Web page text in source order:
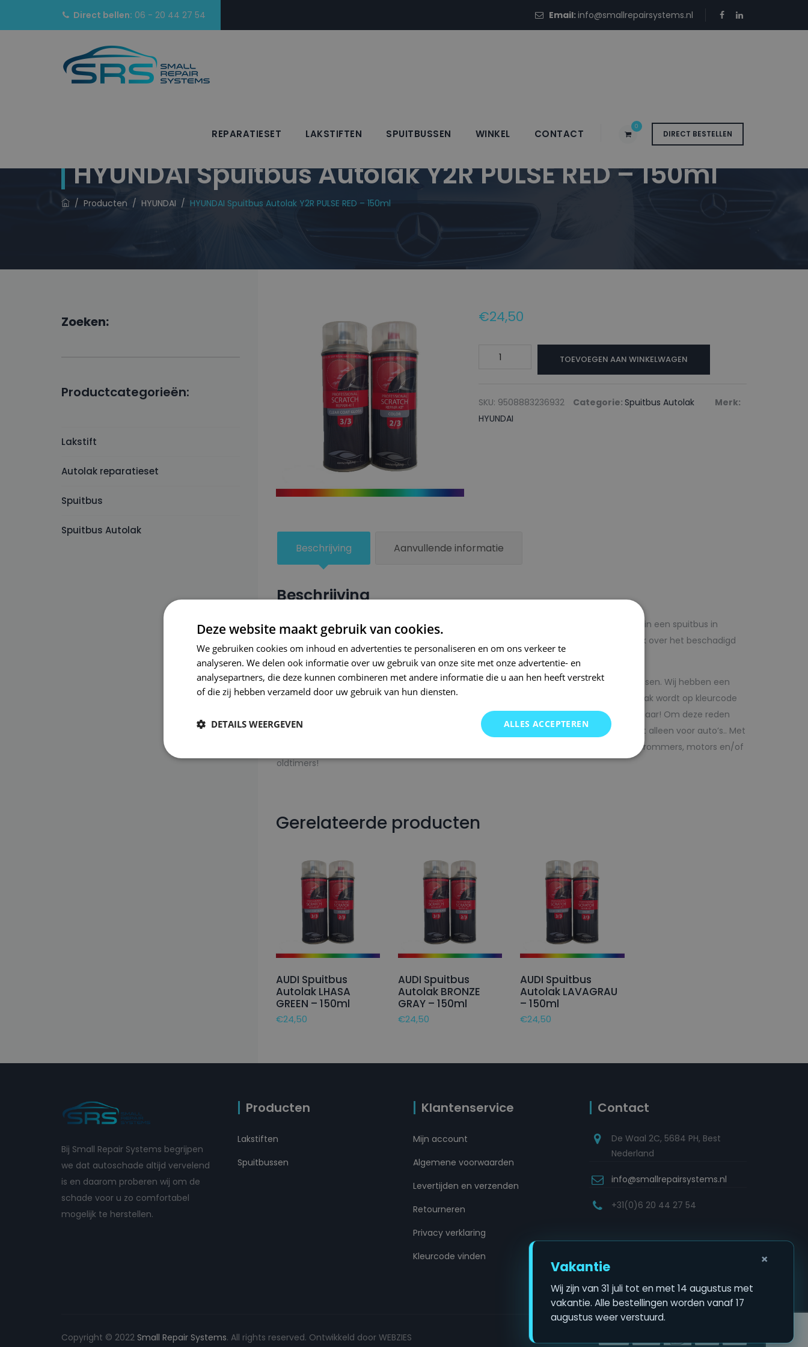
Direct bellen: 06 - 20 44 27 54 Email:info@smallrepairsystems.nl
DIRECT BESTELLEN
0
REPARATIESET LAKSTIFTEN SPUITBUSSEN WINKEL CONTACT
HYUNDAI Spuitbus Autolak Y2R PULSE RED – 150ml
/ Producten / HYUNDAI / HYUNDAI Spuitbus Autolak Y2R PULSE RED – 150ml
€24,50
HYUNDAI
Y2R
PULSE
TOEVOEGEN AAN WINKELWAGEN
SKU: 9508883236932 Categorie: Spuitbus Autolak
Merk:
HYUNDAI
Beschrijving Aanvullende informatie
Beschrijving
Een groter beschadigd oppervlak van je auto behandel je nu zelf voordelig met autolak in een spuitbus in
combinatie met blanke lak van Small Repair Systems. U dient op voorhand de blanke lak over het beschadigd
oppervlak te spuiten zodat de kleurlak beter hecht.
Bij SRS bent u aan het juiste adres wanneer het gaat om hoge kwaliteit autolak spuitbussen. Wij hebben een
gigantisch assortiment met oneindig veel kleurencombinaties in ons arsenaal. De autolak wordt op kleurcode
of kleurnaam gemaakt en is afgevuld met professionele verf. Direct uit voorraad leverbaar! Om deze reden
garanderen wij dat u altijd de gewenste kleur voor uw auto bij SRS kunt vinden. Maar niet alleen voor auto’s.. Met
onze A-kwaliteit spuitbussen kunt u bij ons ook terecht voor bedrijfswagens, scooters, brommers, motors en/of
oldtimers!
Gerelateerde producten
AUDI Spuitbus
Autolak LHASA
GREEN – 150ml
€24,50
AUDI Spuitbus
Autolak BRONZE
GRAY – 150ml
€24,50
AUDI Spuitbus
Autolak LAVAGRAU
– 150ml
€24,50
Zoeken:
Productcategorieën:
Lakstift
Autolak reparatieset
Spuitbus
Spuitbus Autolak
Bij Small Repair Systems begrijpen
we dat autoschade altijd vervelend
is en daarom proberen wij om de
schade voor u zo comfortabel
mogelijk te herstellen.
Producten
Lakstiften
Spuitbussen
Klantenservice
Mijn account
Algemene voorwaarden
Levertijden en verzenden
Retourneren
Privacy verklaring
Kleurcode vinden
Contact
De Waal 2C, 5684 PH, Best
Nederland
info@smallrepairsystems.nl
+31(0)6 20 44 27 54
Copyright © 2022 Small Repair Systems. All rights reserved. Ontwikkeld door WEBZIES
×
Vakantie
Wij zijn van 31 juli tot en met 14 augustus met
vakantie. Alle bestellingen worden vanaf 17
augustus weer verstuurd.
Deze website maakt gebruik van cookies.
We gebruiken cookies om inhoud en advertenties te personaliseren en om ons verkeer te
analyseren. We delen ook informatie over uw gebruik van onze site met onze advertentie- en
analysepartners, die deze kunnen combineren met andere informatie die u aan hen heeft verstrekt
of die zij hebben verzameld door uw gebruik van hun diensten.
ALLES ACCEPTEREN
DETAILS WEERGEVEN